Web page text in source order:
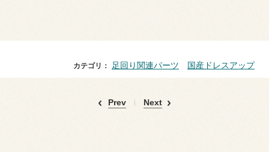
カテゴリ： 足回り関連パーツ 国産ドレスアップ
Prev Next